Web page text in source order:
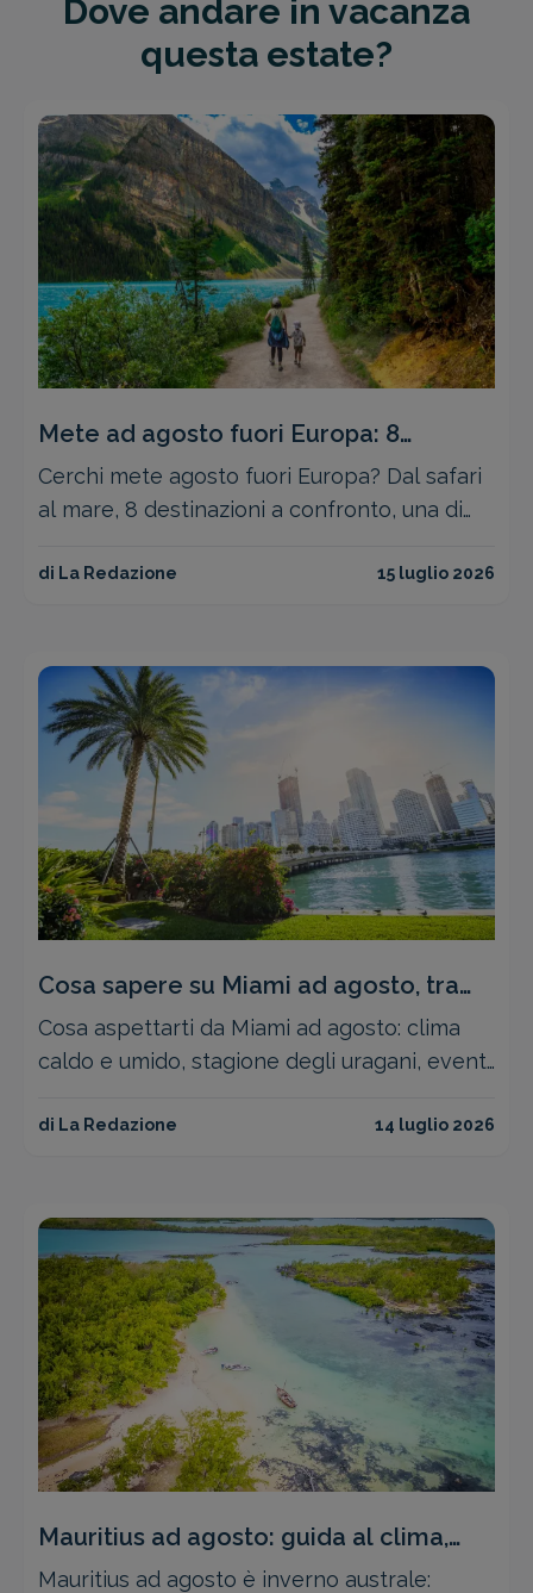
Dove andare in vacanza
questa estate?
Mete ad agosto fuori Europa: 8
destinazioni a confronto
Cerchi mete agosto fuori Europa? Dal safari
al mare, 8 destinazioni a confronto, una di
dalla parte giusta.
di La Redazione 15 luglio 2026
Cosa sapere su Miami ad agosto, tra
clima, eventi e viaggio
Cosa aspettarti da Miami ad agosto: clima
caldo e umido, stagione degli uragani, eventi
organizzare il viaggio.
di La Redazione 14 luglio 2026
Mauritius ad agosto: guida al clima,
cosa fare e quale costa scegliere
Mauritius ad agosto è inverno australe: